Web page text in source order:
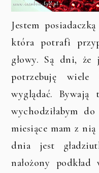
Jestem
która potrafi
głowy. Są dni, że
potrzebuję wiele
wyglądać.
wychodziłabym
miesiące mam z
dnia jest
nałożony podkład